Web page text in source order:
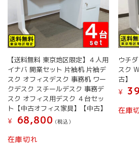
【送料無料 東京地区限定】４人用
イナバ 開業セット 片袖机 片袖デ
スク オフィスデスク 事務机 ワー
クデスク スチールデスク 事務デ
スク オフィス用デスク ４台セッ
ト【中古オフィス家具】【中古】
¥
68,800 (税込）
在庫切れ
ウチ
スク
古】
¥
在庫